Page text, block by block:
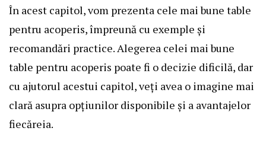
În acest capitol, vom prezenta cele mai bune table
pentru acoperis, împreună cu exemple și
recomandări practice. Alegerea celei mai bune
table pentru acoperis poate fi o decizie dificilă, dar
cu ajutorul acestui capitol, veți avea o imagine mai
clară asupra opțiunilor disponibile și a avantajelor
fiecăreia.